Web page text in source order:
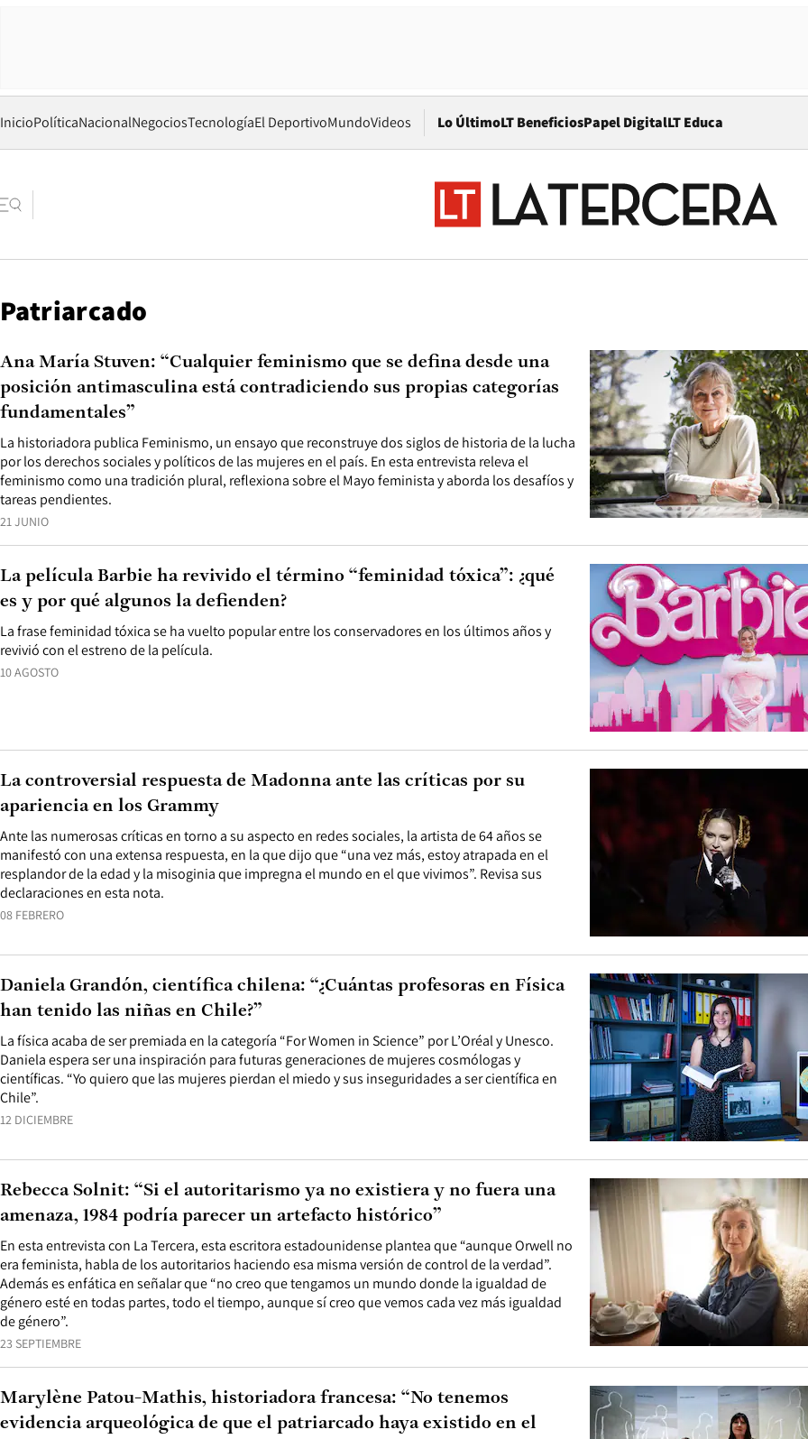
InicioPolíticaNacionalNegociosTecnologíaEl DeportivoMundoVideos Lo ÚltimoLT BeneficiosPapel DigitalOpens in new window
LT Educa
Patriarcado
21 JUNIO
La historiadora publica Feminismo, un ensayo que reconstruye dos siglos de historia de la lucha
por los derechos sociales y políticos de las mujeres en el país. En esta entrevista releva el
feminismo como una tradición plural, reflexiona sobre el Mayo feminista y aborda los desafíos y
tareas pendientes.
Ana María Stuven: “Cualquier feminismo que se defina desde una
posición antimasculina está contradiciendo sus propias categorías
fundamentales”
10 AGOSTO
La frase feminidad tóxica se ha vuelto popular entre los conservadores en los últimos años y
revivió con el estreno de la película.
La película Barbie ha revivido el término “feminidad tóxica”: ¿qué
es y por qué algunos la defienden?
08 FEBRERO
Ante las numerosas críticas en torno a su aspecto en redes sociales, la artista de 64 años se
manifestó con una extensa respuesta, en la que dijo que “una vez más, estoy atrapada en el
resplandor de la edad y la misoginia que impregna el mundo en el que vivimos”. Revisa sus
declaraciones en esta nota.
La controversial respuesta de Madonna ante las críticas por su
apariencia en los Grammy
12 DICIEMBRE
La física acaba de ser premiada en la categoría “For Women in Science” por L’Oréal y Unesco.
Daniela espera ser una inspiración para futuras generaciones de mujeres cosmólogas y
científicas. “Yo quiero que las mujeres pierdan el miedo y sus inseguridades a ser científica en
Chile”.
Daniela Grandón, científica chilena: “¿Cuántas profesoras en Física
han tenido las niñas en Chile?”
23 SEPTIEMBRE
En esta entrevista con La Tercera, esta escritora estadounidense plantea que “aunque Orwell no
era feminista, habla de los autoritarios haciendo esa misma versión de control de la verdad”.
Además es enfática en señalar que “no creo que tengamos un mundo donde la igualdad de
género esté en todas partes, todo el tiempo, aunque sí creo que vemos cada vez más igualdad
de género”.
Rebecca Solnit: “Si el autoritarismo ya no existiera y no fuera una
amenaza, 1984 podría parecer un artefacto histórico”
Marylène Patou-Mathis, historiadora francesa: “No tenemos
evidencia arqueológica de que el patriarcado haya existido en el